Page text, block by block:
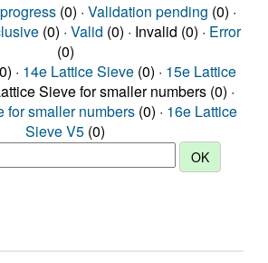
(0) · Validation pending (0) ·
(0) · Valid (0) · Invalid (0) · Error
(0)
· 14e Lattice Sieve (0) · 15e Lattice
Sieve for smaller numbers (0) ·
for smaller numbers (0) · 16e Lattice
Sieve V5 (0)